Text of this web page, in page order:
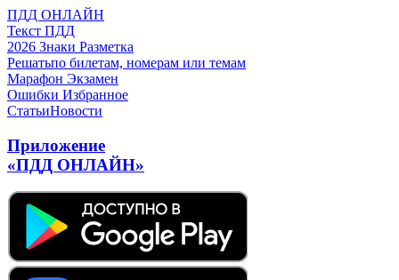
ПДД ОНЛАЙН
Текст ПДД
2026 Знаки Разметка
Решатьпо билетам, номерам или темам
Марафон Экзамен
Ошибки Избранное
СтатьиНовости
Приложение
«ПДД ОНЛАЙН»